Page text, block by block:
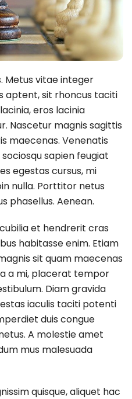
Metus vitae integer
aptent, sit rhoncus taciti
eros lacinia
Nascetur magnis sagittis
maecenas. Venenatis
sapien feugiat
egestas cursus, mi
nulla. Porttitor netus
phasellus. Aenean.
et hendrerit cras
habitasse enim. Etiam
sit quam maecenas
a mi, placerat tempor
Diam gravida
iaculis taciti potenti
duis congue
A molestie amet
mus malesuada
quisque, aliquet hac